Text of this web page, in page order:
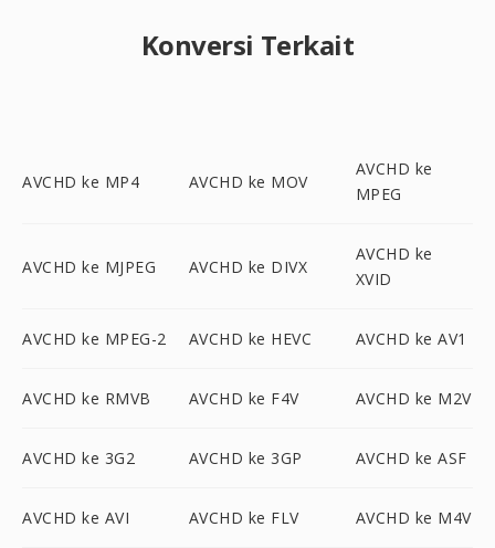
Konversi Terkait
AVCHD ke MP4 AVCHD ke MOV
AVCHD ke
MPEG
AVCHD ke MJPEG AVCHD ke DIVX
AVCHD ke
XVID
AVCHD ke MPEG-2 AVCHD ke HEVC AVCHD ke AV1
AVCHD ke RMVB AVCHD ke F4V AVCHD ke M2V
AVCHD ke 3G2 AVCHD ke 3GP AVCHD ke ASF
AVCHD ke AVI AVCHD ke FLV AVCHD ke M4V